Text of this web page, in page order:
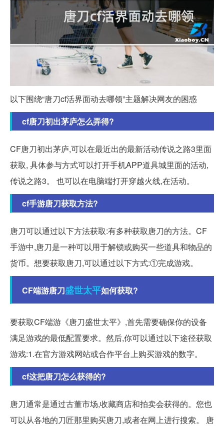
以下围绕“唐刀cf活界面动去哪领”主题解决网友的困惑
cf唐刀初出茅庐怎么弄得?
CF唐刀初出茅庐,可以在最近出的最新活动传说之路3里面
获取, 具体参与方式可以打开手机APP道具城里面的活动,
传说之路3。 也可以在电脑端打开穿越火线,在活动。
cf手游唐刀获取方法?
唐刀可以通过以下方法获取:有多种获取唐刀的方法。CF
手游中,唐刀是一种可以用于解锁或购买一些道具和物品的
货币。想要获取唐刀,可以通过以下方式:①完成游戏。
CF端游唐刀盛世太平如何获取?
要获取CF端游《唐刀盛世太平》,首先需要确保你的设备
满足游戏的最低配置要求。然后,你可以通过以下途径获取
游戏:1.在官方游戏网站或合作平台上购买游戏的数字。
cf这把唐刀怎么获得的?
唐刀通常是通过古董市场,收藏商店和拍卖会获得的。您也
可以从各地的刀匠那里购买唐刀,或者在网上进行搜索。 唐